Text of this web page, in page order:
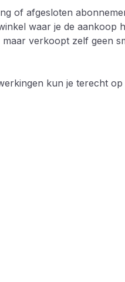
of afgesloten
waar je de aankoop
verkoopt zelf geen
kun je terecht op